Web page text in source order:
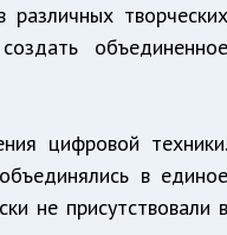
различных творческих
объединенное
цифровой техники.
в единое
не присутствовали в